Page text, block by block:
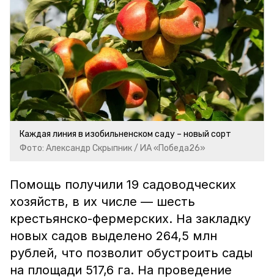
Каждая линия в изобильненском саду – новый сорт
Фото: Александр Скрыпник / ИА «Победа26»
Помощь получили 19 садоводческих
хозяйств, в их числе — шесть
крестьянско-фермерских. На закладку
новых садов выделено 264,5 млн
рублей, что позволит обустроить сады
на площади 517,6 га. На проведение